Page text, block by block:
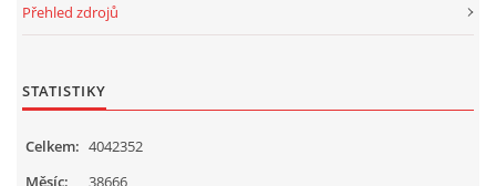
Přehled zdrojů
STATISTIKY
Celkem: 4042352
Měsíc:
38666